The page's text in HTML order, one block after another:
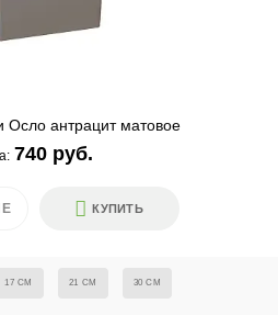
Осло антрацит матовое
740 руб.
КУПИТЬ
17 СМ 21 СМ 30 СМ